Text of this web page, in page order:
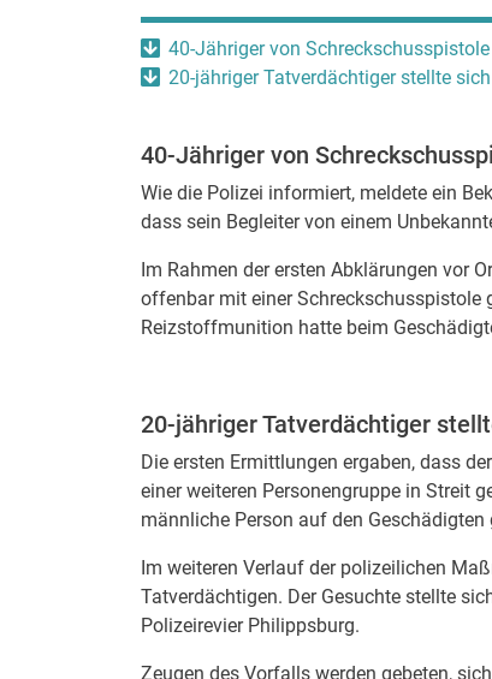
40-Jähriger von
20-jähriger Tatverdächtiger stellte
40-Jähriger von
Wie die Polizei informiert, meldete ein
dass sein Begleiter von einem
Im Rahmen der ersten Abklärungen vor
offenbar mit einer Schreckschusspistole
Reizstoffmunition hatte beim
20-jähriger Tatverdächtiger
Die ersten Ermittlungen ergaben, dass
einer weiteren Personengruppe in Streit
männliche Person auf den Geschädigten
Im weiteren Verlauf der polizeilichen
Tatverdächtigen. Der Gesuchte stellte
Polizeirevier Philippsburg.
Zeugen des Vorfalls werden gebeten,